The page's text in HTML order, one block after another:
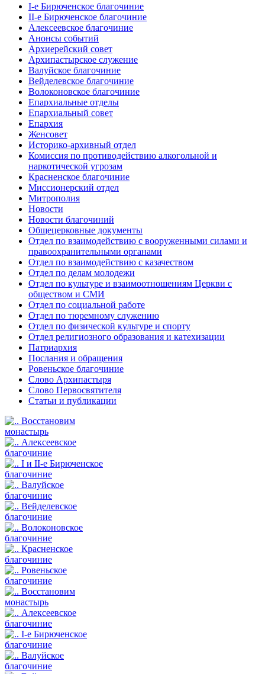
I-е Бирюченское благочиние
II-е Бирюченское благочиние
Алексеевское благочиние
Анонсы событий
Архиерейский совет
Архипастырское служение
Валуйское благочиние
Вейделевское благочиние
Волоконовское благочиние
Епархиальные отделы
Епархиальный совет
Епархия
Женсовет
Историко-архивный отдел
Комиссия по противодействию алкогольной и
наркотической угрозам
Красненское благочиние
Миссионерский отдел
Митрополия
Новости
Новости благочиний
Общецерковные документы
Отдел по взаимодействию с вооруженными силами и
правоохранительными органами
Отдел по взаимодействию с казачеством
Отдел по делам молодежи
Отдел по культуре и взаимоотношениям Церкви с
обществом и СМИ
Отдел по социальной работе
Отдел по тюремному служению
Отдел по физической культуре и спорту
Отдел религиозного образования и катехизации
Патриархия
Послания и обращения
Ровеньское благочиние
Слово Архипастыря
Слово Первосвятителя
Статьи и публикации
Восстановим
монастырь
Алексеевское
благочиние
I и II-е Бирюченское
благочиние
Валуйское
благочиние
Вейделевское
благочиние
Волоконовское
благочиние
Красненское
благочиние
Ровеньское
благочиние
Восстановим
монастырь
Алексеевское
благочиние
I-е Бирюченское
благочиние
Валуйское
благочиние